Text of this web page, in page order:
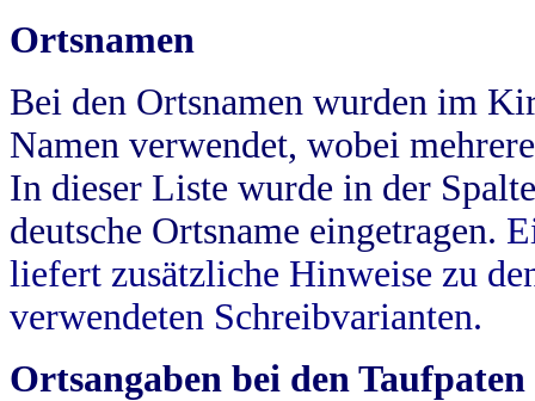
Ortsnamen
Bei den Ortsnamen wurden im
Namen verwendet, wobei
In dieser Liste wurde in der
deutsche Ortsname eingetragen.
liefert zusätzliche Hinweise zu
verwendeten Schreibvarianten.
Ortsangaben bei den Taufpaten